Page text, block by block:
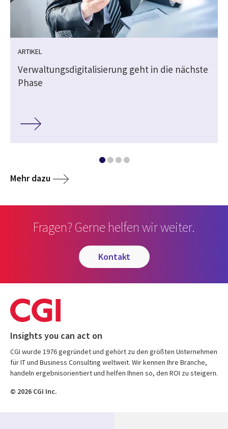
ARTIKEL
Verwaltungsdigitalisierung geht in die nächste
Phase
Mehr dazu
Fragen? Gerne helfen wir weiter.
kontakt
Insights you can act on
CGI wurde 1976 gegründet und gehört zu den größten Unternehmen
für IT und Business Consulting weltweit. Wir kennen Ihre Branche,
handeln ergebnisorientiert und helfen Ihnen so, den ROI zu steigern.
© 2026 CGI Inc.